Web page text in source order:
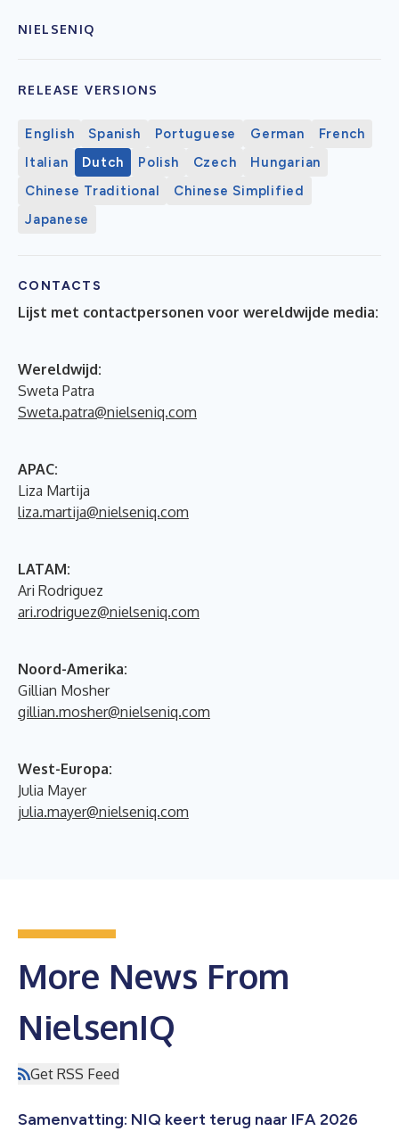
NIELSENIQ
RELEASE VERSIONS
English Spanish Portuguese German
French
Italian
Dutch Polish Czech
Hungarian
Chinese Traditional
Chinese Simplified
Japanese
CONTACTS
Lijst met contactpersonen voor wereldwijde media:
Wereldwijd:
Sweta Patra
Sweta.patra@nielseniq.com
APAC:
Liza Martija
liza.martija@nielseniq.com
LATAM:
Ari Rodriguez
ari.rodriguez@nielseniq.com
Noord-Amerika:
Gillian Mosher
gillian.mosher@nielseniq.com
West-Europa:
Julia Mayer
julia.mayer@nielseniq.com
More News From
NielsenIQ
Get RSS Feed
Samenvatting: NIQ keert terug naar IFA 2026